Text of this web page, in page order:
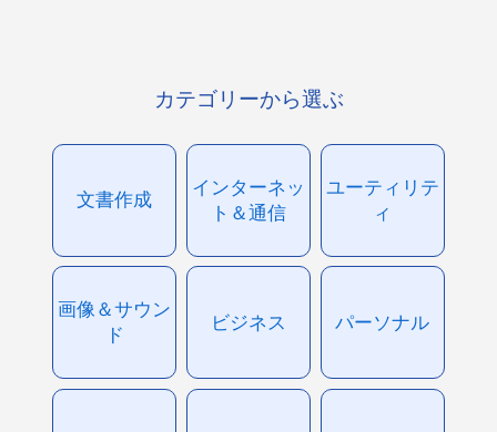
カテゴリーから選ぶ
文書作成
インターネッ
ト＆通信
ユーティリテ
ィ
画像＆サウン
ド
ビジネス パーソナル